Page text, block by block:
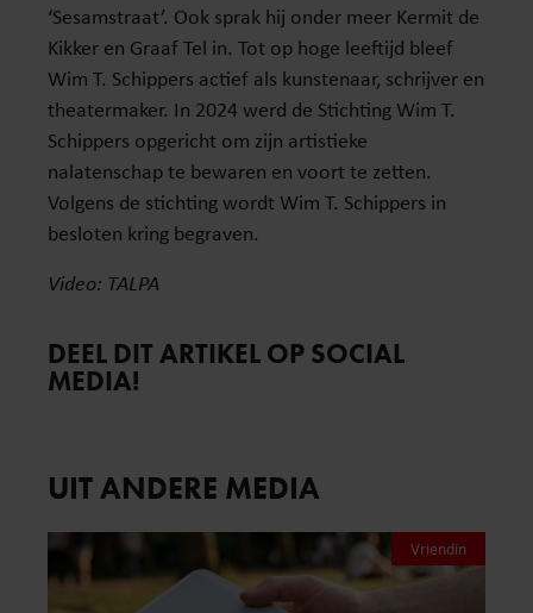
‘Sesamstraat’. Ook sprak hij onder meer Kermit de
Kikker en Graaf Tel in. Tot op hoge leeftijd bleef
Wim T. Schippers actief als kunstenaar, schrijver en
theatermaker. In 2024 werd de Stichting Wim T.
Schippers opgericht om zijn artistieke
nalatenschap te bewaren en voort te zetten.
Volgens de stichting wordt Wim T. Schippers in
besloten kring begraven.
Video: TALPA
DEEL DIT ARTIKEL OP SOCIAL
MEDIA!
UIT ANDERE MEDIA
Vriendin